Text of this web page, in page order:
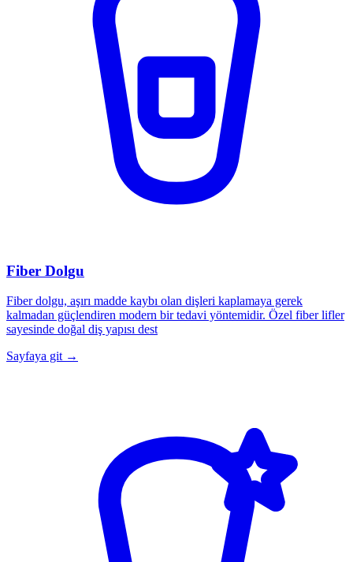
Fiber Dolgu
Fiber dolgu, aşırı madde kaybı olan dişleri kaplamaya gerek
kalmadan güçlendiren modern bir tedavi yöntemidir. Özel fiber lifler
sayesinde doğal diş yapısı dest
Sayfaya git →